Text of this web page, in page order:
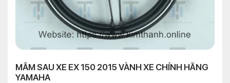
MÂM SAU XE EX 150 2015 VÀNH XE CHÍNH HÃNG
YAMAHA